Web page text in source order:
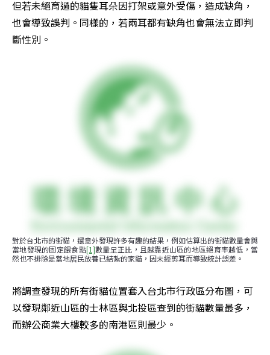
但若未絕育過的貓隻耳朵因打架或意外受傷，造成缺角，
也會導致誤判。同樣的，若兩耳都有缺角也會無法立即判
斷性別。
對於台北市的街貓，還意外發現許多有趣的結果，例如估算出的街貓數量會與
當地發現的固定餵食點[1]數量呈正比，且越靠近山區的地區絕育率越低，當
然也不排除是當地居民放養已結紮的家貓，因未經剪耳而導致統計誤差。
將調查發現的所有街貓位置套入台北市行政區分布圖，可
以發現鄰近山區的士林區與北投區查到的街貓數量最多，
而辦公商業大樓較多的南港區則最少。